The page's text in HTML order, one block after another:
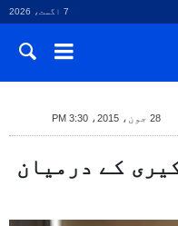
7 اگست، 2026
28 جون، 2015، 3:30 PM
کے درمیان